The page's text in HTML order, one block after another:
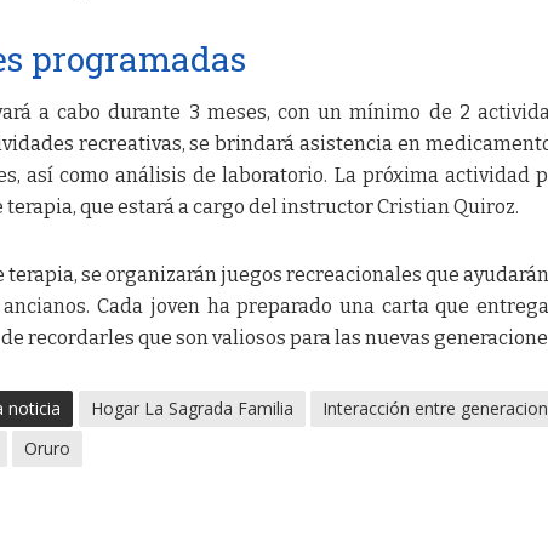
programadas
a cabo durante 3 meses, con un mínimo de 2
recreativas, se brindará asistencia en
así como análisis de laboratorio. La próxima actividad
terapia, que estará a cargo del instructor Cristian Quiroz.
terapia, se organizarán juegos recreacionales que
Cada joven ha preparado una carta que
recordarles que son valiosos para las nuevas
noticia Hogar La Sagrada Familia
Interacción entre
Oruro